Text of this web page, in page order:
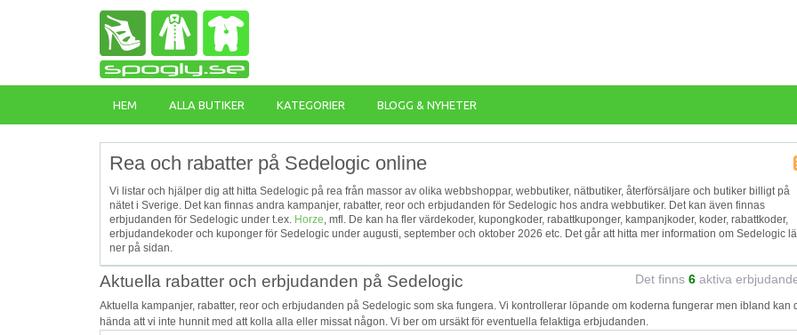
HEM ALLA BUTIKER KATEGORIER BLOGG & NYHETER
Rea och rabatter på Sedelogic online
Vi listar och hjälper dig att hitta Sedelogic på rea från massor av olika webbshoppar, webbutiker, nätbutiker, återförsäljare och butiker billigt på
nätet i Sverige. Det kan finnas andra kampanjer, rabatter, reor och erbjudanden för Sedelogic hos andra webbutiker. Det kan även finnas
erbjudanden för Sedelogic under t.ex. Horze, mfl. De kan ha fler värdekoder, kupongkoder, rabattkuponger, kampanjkoder, koder, rabattkoder,
erbjudandekoder och kuponger för Sedelogic under augusti, september och oktober 2026 etc. Det går att hitta mer information om Sedelogic
ner på sidan.
Aktuella rabatter och erbjudanden på Sedelogic Det finns 6 aktiva
Aktuella kampanjer, rabatter, reor och erbjudanden på Sedelogic som ska fungera. Vi kontrollerar löpande om koderna fungerar men ibland kan
hända att vi inte hunnit med att kolla alla eller missat någon. Vi ber om ursäkt för eventuella felaktiga erbjudanden.